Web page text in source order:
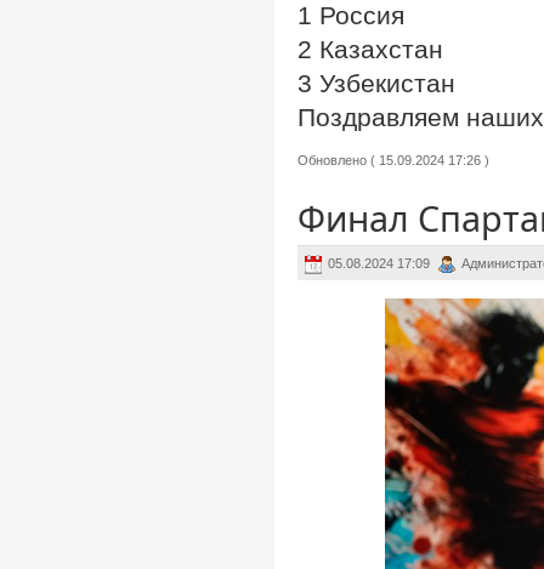
1 Россия
2 Казахстан
3 Узбекистан
Поздравляем
Обновлено ( 15.09.2024 17:26 )
Финал
05.08.2024 17:09